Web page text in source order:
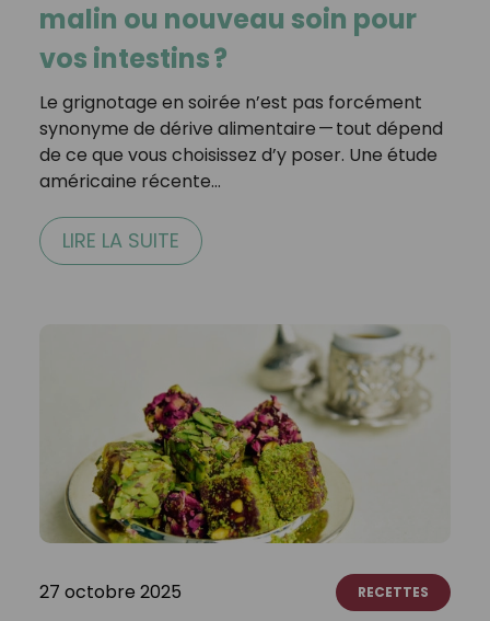
malin ou nouveau soin pour
vos intestins ?
Le grignotage en soirée n’est pas forcément
synonyme de dérive alimentaire — tout dépend
de ce que vous choisissez d’y poser. Une étude
américaine récente…
LIRE LA SUITE
27 octobre 2025 RECETTES